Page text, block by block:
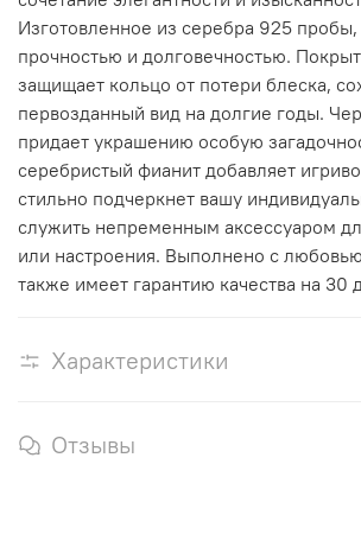
Изготовленное из серебра 925
прочностью и долговечностью.
защищает кольцо от потери блеска,
первозданный вид на долгие годы.
придает украшению особую
серебристый фианит добавляет
стильно подчеркнет вашу
служить непременным аксессуаром
или настроения. Выполнено с
также имеет гарантию качества на 30
Характеристики
Отзывы